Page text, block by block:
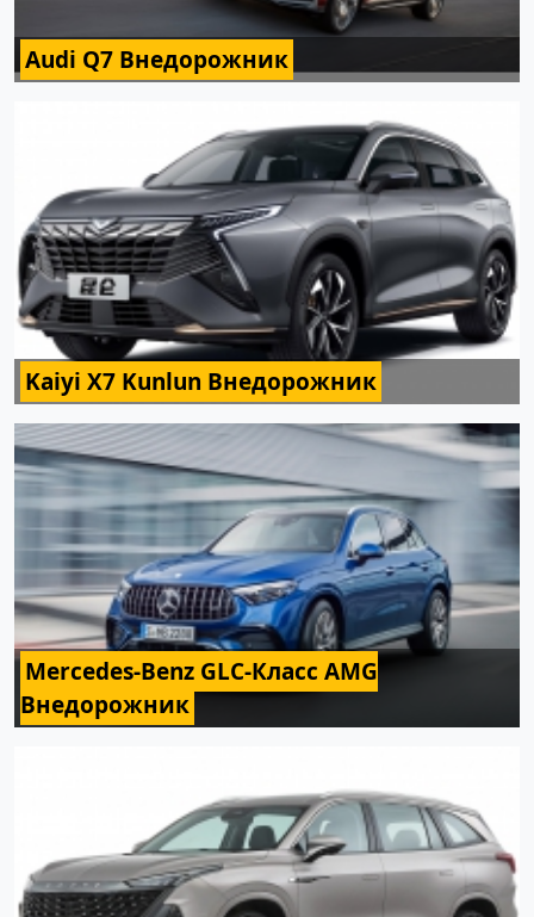
Audi Q7 Внедорожник
Kaiyi X7 Kunlun Внедорожник
Mercedes-Benz GLC-Класс AMG
Внедорожник